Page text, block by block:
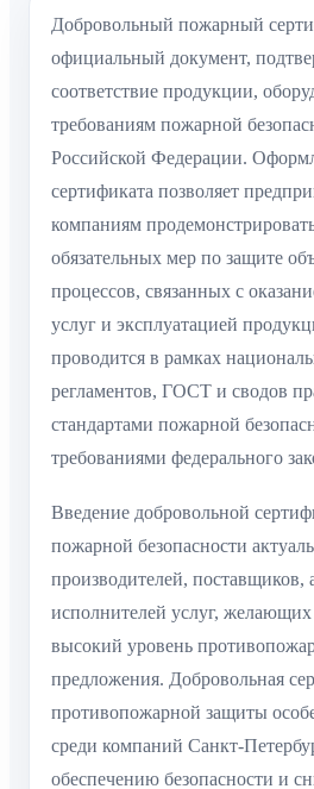
Добровольный пожарный
официальный документ,
соответствие продукции,
требованиям пожарной
Российской Федерации.
сертификата позволяет
компаниям
обязательных мер по защите
процессов, связанных с
услуг и эксплуатацией
проводится в рамках
регламентов, ГОСТ и сводов
стандартами пожарной
требованиями федерального
Введение добровольной
пожарной безопасности
производителей, поставщиков,
исполнителей услуг, желающих
высокий уровень
предложения. Добровольная
противопожарной защиты
среди компаний Санкт-
обеспечению безопасности и